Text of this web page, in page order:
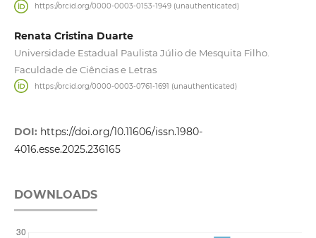
https://orcid.org/0000-0003-0153-1949 (unauthenticated)
Renata Cristina Duarte
Universidade Estadual Paulista Júlio de Mesquita Filho.
Faculdade de Ciências e Letras
https://orcid.org/0000-0003-0761-1691 (unauthenticated)
DOI: https://doi.org/10.11606/issn.1980-
4016.esse.2025.236165
DOWNLOADS